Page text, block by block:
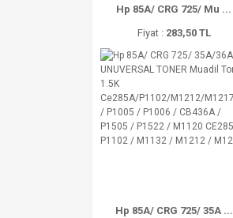
Hp 85A/ CRG 725/ Mu ...
Fiyat : 283,50 TL
Hp 85A/ CRG 725/ 35A ...